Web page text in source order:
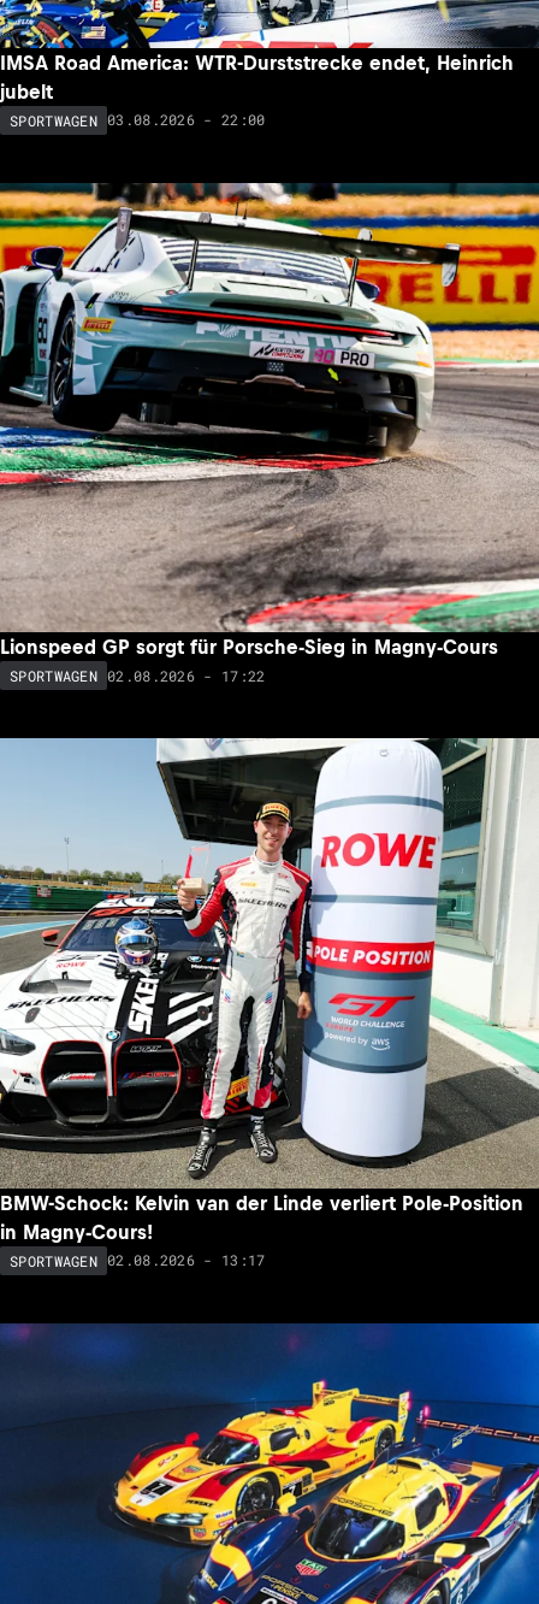
IMSA Road America: WTR-Durststrecke endet, Heinrich
jubelt
SPORTWAGEN 03.08.2026 - 22:00
Lionspeed GP sorgt für Porsche-Sieg in Magny-Cours
SPORTWAGEN 02.08.2026 - 17:22
BMW-Schock: Kelvin van der Linde verliert Pole-Position
in Magny-Cours!
SPORTWAGEN 02.08.2026 - 13:17